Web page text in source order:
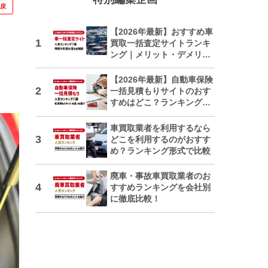
【2026年最新】おすすめ車
買取一括査定サイトランキ
ング｜メリット・デメリッ
トも解説
【2026年最新】自動車保険
一括見積もりサイトのおす
すめはどこ？ランキングで
車買取業者を利用するなら
どこを利用するのがおすす
め？ランキング形式で比較
廃車・事故車買取業者のお
すすめランキングを会社別
に徹底比較！